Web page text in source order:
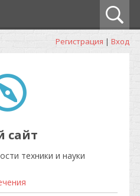
Регистрация | Вход
сайт
техники и науки